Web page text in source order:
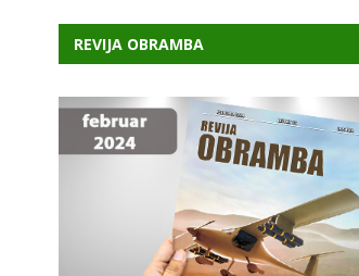
REVIJA OBRAMBA